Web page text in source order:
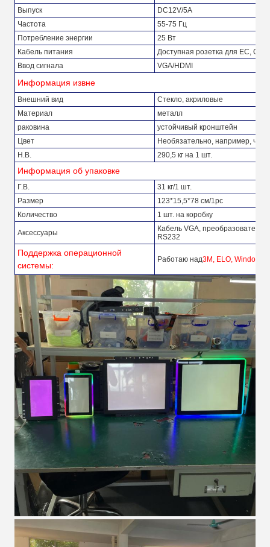
Выпуск
DC12V/5A
Частота
55-75 Гц
Потребление энергии
25 Вт
Кабель питания
Доступная розетка для ЕС,
Ввод сигнала
VGA/HDMI
Информация извне
Внешний вид
Стекло, акриловые
Материал
металл
раковина
устойчивый кронштейн
Цвет
Необязательно, например,
Н.В.
290,5 кг на 1 шт.
Информация об упаковке
Г.В.
31 кг/1 шт.
Размер
123*15,5*78 см/1pc
Количество
1 шт. на коробку
Аксессуары
Кабель VGA, преобразователь
RS232
Поддержка операционной
системы:
Работаю над3M, ELO, Windows,